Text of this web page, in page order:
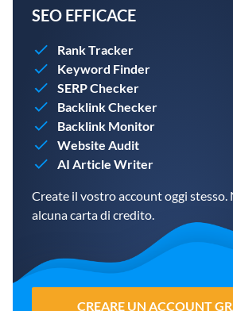
SEO EFFICACE
Rank Tracker
Keyword Finder
SERP Checker
Backlink Checker
Backlink Monitor
Website Audit
AI Article Writer
Create il vostro account oggi stesso.
alcuna carta di credito.
CREARE UN ACCOUNT